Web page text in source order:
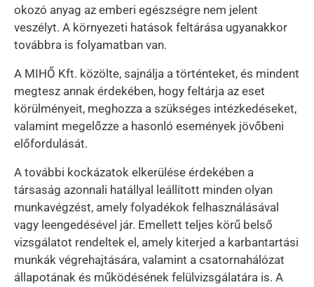
okozó anyag az emberi egészségre nem jelent
veszélyt. A környezeti hatások feltárása ugyanakkor
továbbra is folyamatban van.
A MIHŐ Kft. közölte, sajnálja a történteket, és mindent
megtesz annak érdekében, hogy feltárja az eset
körülményeit, meghozza a szükséges intézkedéseket,
valamint megelőzze a hasonló események jövőbeni
előfordulását.
A további kockázatok elkerülése érdekében a
társaság azonnali hatállyal leállított minden olyan
munkavégzést, amely folyadékok felhasználásával
vagy leengedésével jár. Emellett teljes körű belső
vizsgálatot rendeltek el, amely kiterjed a karbantartási
munkák végrehajtására, valamint a csatornahálózat
állapotának és működésének felülvizsgálatára is. A